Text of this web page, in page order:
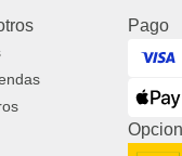
Pago
Visa
ApplePay